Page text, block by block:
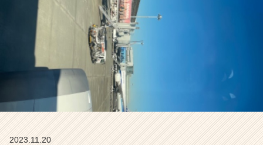
学
び
の
森
の
イ
2023.11.20